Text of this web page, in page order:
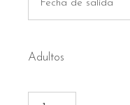
Adultos